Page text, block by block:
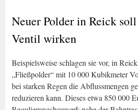
Neuer Polder in Reick
Ventil wirken
Beispielsweise schlagen sie vor, in
„Fließpolder“ mit 10 000 Kubikmeter
bei starken Regen die Abflussmengen
reduzieren kann. Dieses etwa 850 000